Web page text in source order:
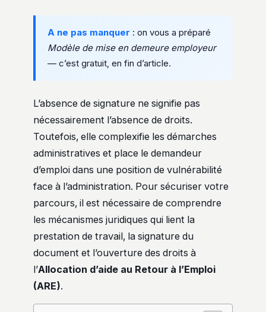
A ne pas manquer : on vous a préparé
Modèle de mise en demeure employeur
— c’est gratuit, en fin d’article.
L’absence de signature ne signifie pas
nécessairement l’absence de droits.
Toutefois, elle complexifie les démarches
administratives et place le demandeur
d’emploi dans une position de vulnérabilité
face à l’administration. Pour sécuriser votre
parcours, il est nécessaire de comprendre
les mécanismes juridiques qui lient la
prestation de travail, la signature du
document et l’ouverture des droits à
l’Allocation d’aide au Retour à l’Emploi
(ARE).